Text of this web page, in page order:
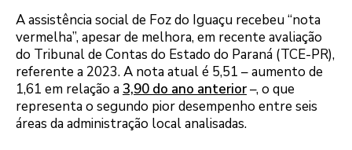
A assistência social de Foz do Iguaçu recebeu “nota
vermelha”, apesar de melhora, em recente avaliação
do Tribunal de Contas do Estado do Paraná (TCE-PR),
referente a 2023. A nota atual é 5,51 – aumento de
1,61 em relação a 3,90 do ano anterior–, o que
representa o segundo pior desempenho entre seis
áreas da administração local analisadas.